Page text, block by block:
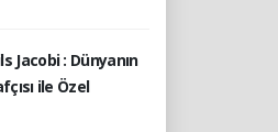
Jacobi : Dünyanın
ile Özel